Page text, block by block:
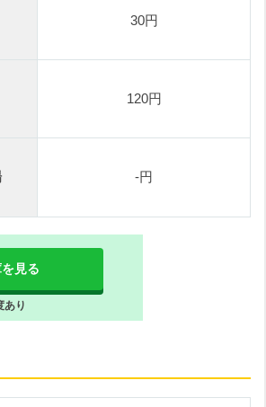
30円
120円
-円
見る
あり